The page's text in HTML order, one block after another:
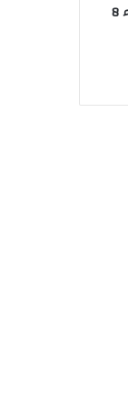
الجامعي ابن رشد عنابة..إجراء 8